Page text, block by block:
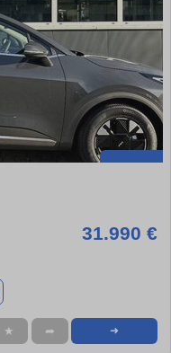
31.990 €
★ ➦ ➜